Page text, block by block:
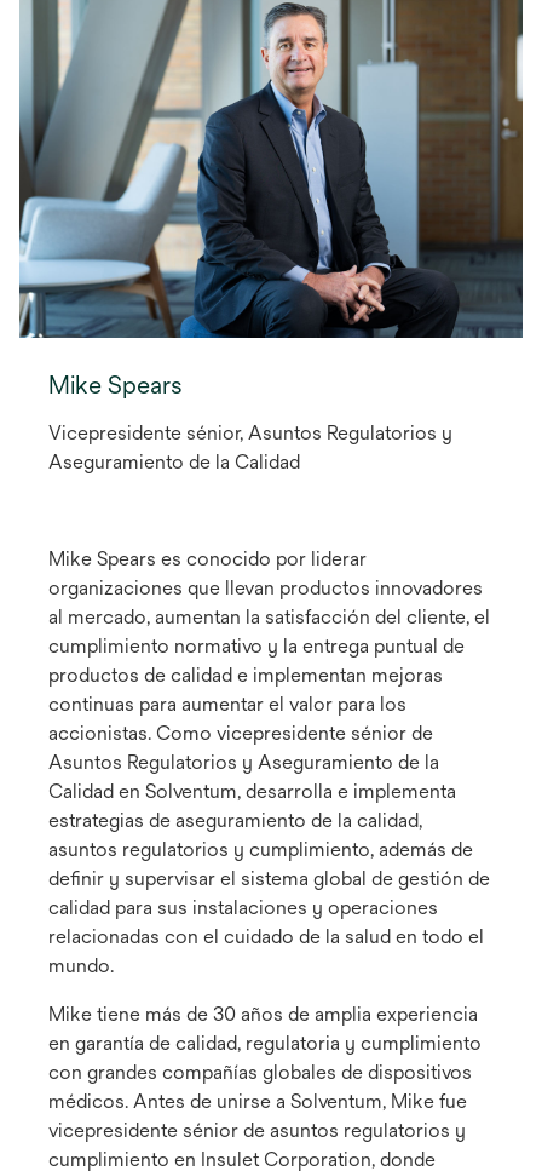
Mike Spears
Vicepresidente sénior, Asuntos Regulatorios y
Aseguramiento de la Calidad
Mike Spears es conocido por liderar
organizaciones que llevan productos innovadores
al mercado, aumentan la satisfacción del cliente, el
cumplimiento normativo y la entrega puntual de
productos de calidad e implementan mejoras
continuas para aumentar el valor para los
accionistas. Como vicepresidente sénior de
Asuntos Regulatorios y Aseguramiento de la
Calidad en Solventum, desarrolla e implementa
estrategias de aseguramiento de la calidad,
asuntos regulatorios y cumplimiento, además de
definir y supervisar el sistema global de gestión de
calidad para sus instalaciones y operaciones
relacionadas con el cuidado de la salud en todo el
mundo.
Mike tiene más de 30 años de amplia experiencia
en garantía de calidad, regulatoria y cumplimiento
con grandes compañías globales de dispositivos
médicos. Antes de unirse a Solventum, Mike fue
vicepresidente sénior de asuntos regulatorios y
cumplimiento en Insulet Corporation, donde